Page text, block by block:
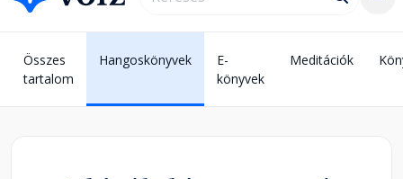
Összes
tartalom
Hangoskönyvek
E-
könyvek
Meditációk